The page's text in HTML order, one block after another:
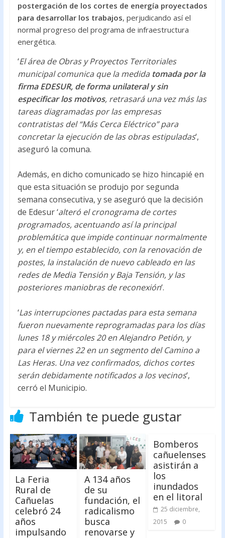
postergación de los cortes de energía proyectados
para desarrollar los trabajos, perjudicando así el
normal progreso del programa de infraestructura
energética.
‘El área de Obras y Proyectos Territoriales
municipal comunica que la medida tomada por la
firma EDESUR, de forma unilateral y sin
especificar los motivos, retrasará una vez más las
tareas diagramadas por las empresas
contratistas del “Más Cerca Eléctrico” para
concretar la ejecución de las obras estipuladas‘,
aseguró la comuna.
Además, en dicho comunicado se hizo hincapié en
que esta situación se produjo por segunda
semana consecutiva, y se aseguró que la decisión
de Edesur ‘alteró el cronograma de cortes
programados, acentuando así la principal
problemática que impide continuar normalmente
y, en el tiempo establecido, con la renovación de
postes, la instalación de nuevo cableado en las
redes de Media Tensión y Baja Tensión, y las
posteriores maniobras de reconexión‘.
‘Las interrupciones pactadas para esta semana
fueron nuevamente reprogramadas para los días
lunes 18 y miércoles 20 en Alejandro Petión, y
para el viernes 22 en un segmento del Camino a
Las Heras. Una vez confirmados, dichos cortes
serán debidamente notificados a los vecinos‘,
cerró el Municipio.
También te puede gustar
La Feria
Rural de
Cañuelas
celebró 24
años
impulsando
A 134 años
de su
fundación, el
radicalismo
busca
renovarse y
Bomberos
cañuelenses
asistirán a
los
inundados
en el litoral
25 diciembre,
2015
0